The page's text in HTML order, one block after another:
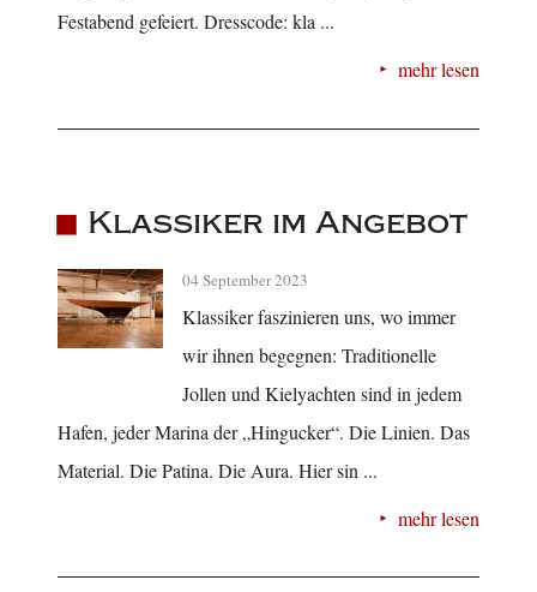
Festabend gefeiert. Dresscode: kla ...
mehr lesen
Klassiker im Angebot
04 September 2023
Klassiker faszinieren uns, wo immer
wir ihnen begegnen: Traditionelle
Jollen und Kielyachten sind in jedem
Hafen, jeder Marina der „Hingucker“. Die Linien. Das
Material. Die Patina. Die Aura. Hier sin ...
mehr lesen